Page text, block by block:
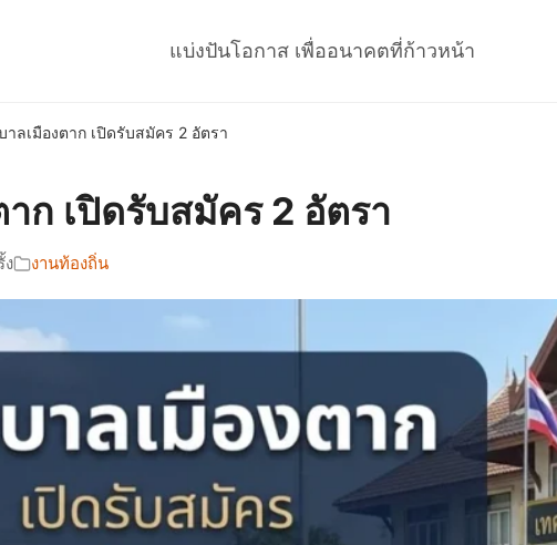
แบ่งปันโอกาส เพื่ออนาคตที่ก้าวหน้า
าลเมืองตาก เปิดรับสมัคร 2 อัตรา
าก เปิดรับสมัคร 2 อัตรา
ง งานท้องถิ่น